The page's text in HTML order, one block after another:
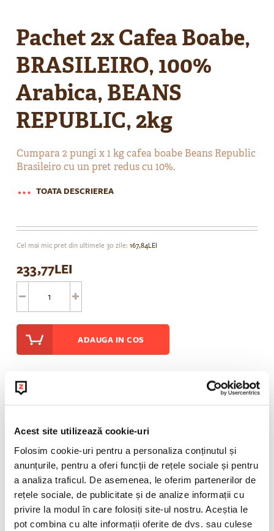
Acest site utilizează cookie-uri
Folosim cookie-uri pentru a personaliza conținutul și
anunțurile, pentru a oferi funcții de rețele sociale și pentru
a analiza traficul. De asemenea, le oferim partenerilor de
rețele sociale, de publicitate și de analize informații cu
privire la modul în care folosiți site-ul nostru. Aceștia le
pot combina cu alte informații oferite de dvs. sau culese
the
of
images
Pachet 2x Cafea Boabe,
BRASILEIRO, 100%
Arabica, BEANS
REPUBLIC, 2kg
Cumpara 2 pungi x 1 kg cafea boabe Beans Republic
Brasileiro cu un pret redus cu 10%.
TOATA DESCRIEREA
Cel mai mic pret din ultimele 30 zile: 167,84LEI
233,77LEI
ADAUGA IN COS
Informatii suplimentare
POLITICA DE RETUR